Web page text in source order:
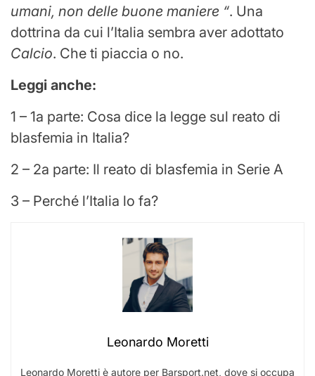
umani, non delle buone maniere “. Una
dottrina da cui l’Italia sembra aver adottato
Calcio. Che ti piaccia o no.
Leggi anche:
1 – 1a parte: Cosa dice la legge sul reato di
blasfemia in Italia?
2 – 2a parte: Il reato di blasfemia in Serie A
3 – Perché l’Italia lo fa?
Leonardo Moretti
Leonardo Moretti è autore per Barsport.net, dove si occupa